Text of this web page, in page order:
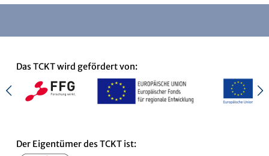
Das TCKT wird gefördert von:
Der Eigentümer des TCKT ist: